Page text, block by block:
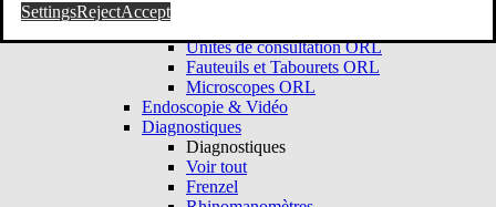
Unités de consultation ORL
Fauteuils et Tabourets ORL
Microscopes ORL
Endoscopie & Vidéo
Diagnostiques
Diagnostiques
Voir tout
Frenzel
SettingsRejectAccept